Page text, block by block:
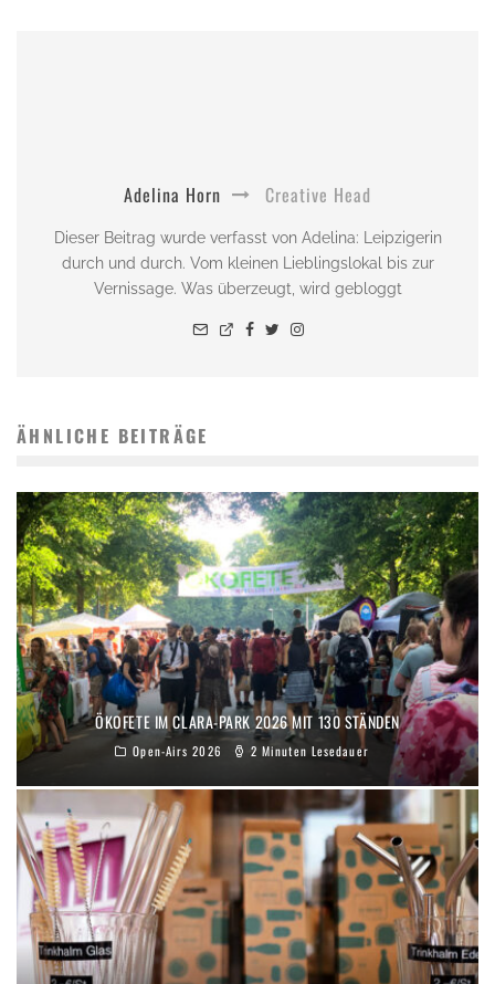
Adelina Horn Creative Head
Dieser Beitrag wurde verfasst von Adelina: Leipzigerin
durch und durch. Vom kleinen Lieblingslokal bis zur
Vernissage. Was überzeugt, wird gebloggt
ÄHNLICHE BEITRÄGE
ÖKOFETE IM CLARA-PARK 2026 MIT 130 STÄNDEN
Open-Airs 2026 2 Minuten Lesedauer